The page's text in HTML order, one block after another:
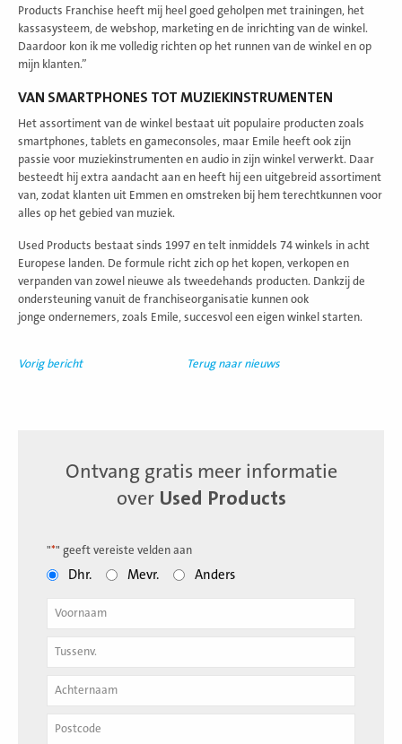
Products Franchise heeft mij heel goed geholpen met trainingen, het
kassasysteem, de webshop, marketing en de inrichting van de winkel.
Daardoor kon ik me volledig richten op het runnen van de winkel en op
mijn klanten.”
VAN SMARTPHONES TOT MUZIEKINSTRUMENTEN
Het assortiment van de winkel bestaat uit populaire producten zoals
smartphones, tablets en gameconsoles, maar Emile heeft ook zijn
passie voor muziekinstrumenten en audio in zijn winkel verwerkt. Daar
besteedt hij extra aandacht aan en heeft hij een uitgebreid assortiment
van, zodat klanten uit Emmen en omstreken bij hem terechtkunnen voor
alles op het gebied van muziek.
Used Products bestaat sinds 1997 en telt inmiddels 74 winkels in acht
Europese landen. De formule richt zich op het kopen, verkopen en
verpanden van zowel nieuwe als tweedehands producten. Dankzij de
ondersteuning vanuit de franchiseorganisatie kunnen ook
jonge ondernemers, zoals Emile, succesvol een eigen winkel starten.
Vorig bericht Terug naar nieuws
Ontvang gratis meer informatie
over Used Products
"*" geeft vereiste velden aan
Dhr. Mevr. Anders